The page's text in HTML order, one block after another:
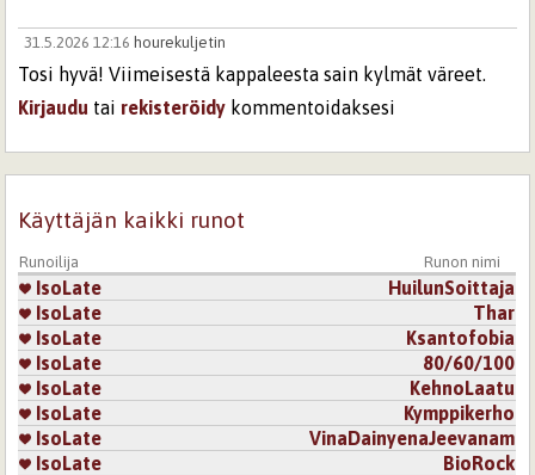
31.5.2026 12:16 hourekuljetin
Tosi hyvä! Viimeisestä kappaleesta sain kylmät väreet.
Kirjaudu tai rekisteröidy kommentoidaksesi
Sivut
Käyttäjän kaikki runot
Runoilija Runon nimi
IsoLate
HuilunSoittaja
IsoLate
Thar
IsoLate
Ksantofobia
IsoLate
80/60/100
IsoLate
KehnoLaatu
IsoLate
Kymppikerho
IsoLate
VinaDainyenaJeevanam
IsoLate
BioRock